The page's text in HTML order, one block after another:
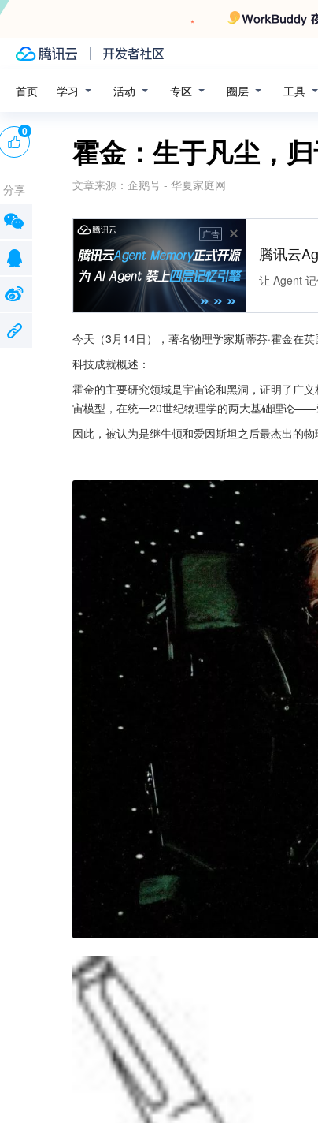
首页 学习 活动 专区 圈层 工具
霍金：生于凡尘，
文章来源： 企鹅号 - 华夏家庭网
广告
腾讯云
让 Agent
今天（3月14日），著名物理学家斯蒂芬·霍金在英
科技成就概述：
霍金的主要研究领域是宇宙论和黑洞，证明了广
宙模型，在统一20世纪物理学的两大基础理论——
因此，被认为是继牛顿和爱因斯坦之后最杰出的物
0
分享